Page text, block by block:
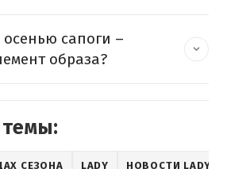
осенью сапоги –
образа?
СЕЗОНА LADY НОВОСТИ LADY